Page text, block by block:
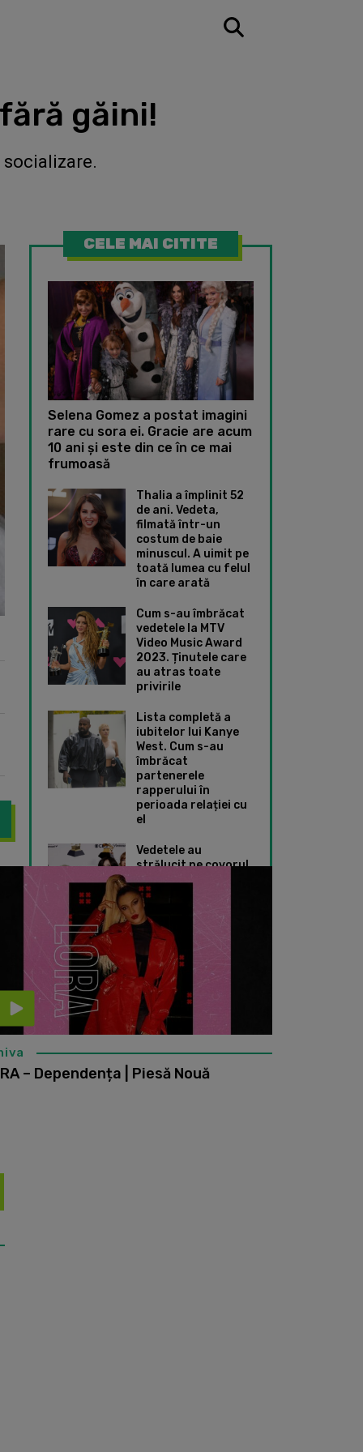
găini!
CELE MAI CITITE
Selena Gomez a postat imagini
rare cu sora ei. Gracie are acum
10 ani și este din ce în ce mai
frumoasă
Thalia a împlinit 52
de ani. Vedeta,
filmată într-un
costum de baie
minuscul. A uimit pe
toată lumea cu felul
în care arată
Cum s-au îmbrăcat
vedetele la MTV
Video Music Award
2023. Ținutele care
au atras toate
privirile
Lista completă a
iubitelor lui Kanye
West. Cum s-au
îmbrăcat
partenerele
rapperului în
perioada relației cu
el
Vedetele au
strălucit pe covorul
roșu de la Premiile
Grammy 2024. Ce
ținute speciale au
ales Taylor Swift și
Dua Lipa
pozată pe o plajă exotică. Cum arată frumoasa blondă în
– Dependența | Piesă Nouă